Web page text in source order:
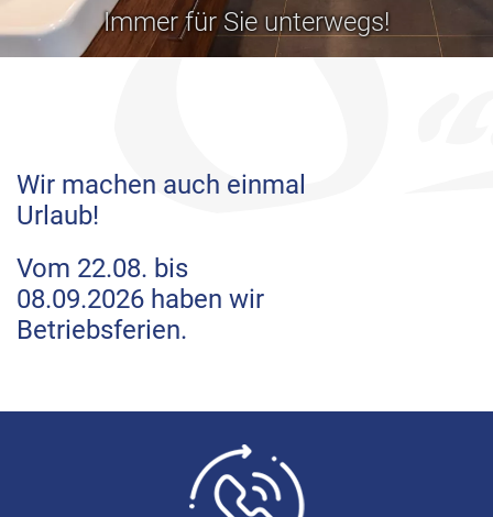
Immer für Sie unterwegs!
Wir machen auch einmal
Urlaub!
Vom 22.08. bis
08.09.2026 haben wir
Betriebsferien.